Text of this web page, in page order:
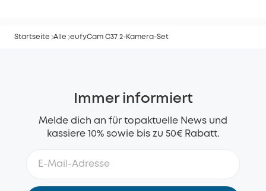
Startseite Alle eufyCam C37 2-Kamera-Set
Immer informiert
Melde dich an für topaktuelle News und
kassiere 10% sowie bis zu 50€ Rabatt.